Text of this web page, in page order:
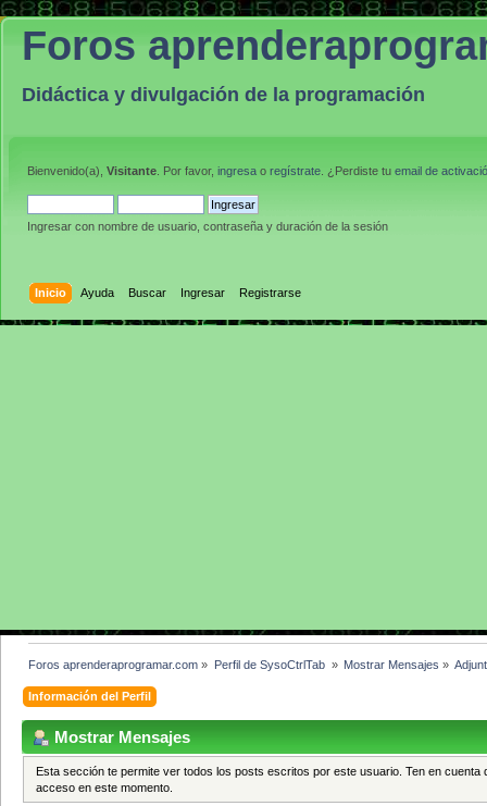
Foros
Didáctica y divulgación de la programación
Bienvenido(a), Visitante . Por favor, ingresa o regístrate . ¿Perdiste tu email de
Ingresar con nombre de usuario, contraseña y duración de la sesión
Inicio Ayuda Buscar Ingresar Registrarse
Foros aprenderaprogramar.com » Perfil de SysoCtrlTab » Mostrar Mensajes »
Información del Perfil
Mostrar Mensajes
Esta sección te permite ver todos los posts escritos por este usuario. Ten en
acceso en este momento.